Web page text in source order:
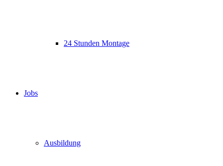
24 Stunden Montage
Jobs
Ausbildung